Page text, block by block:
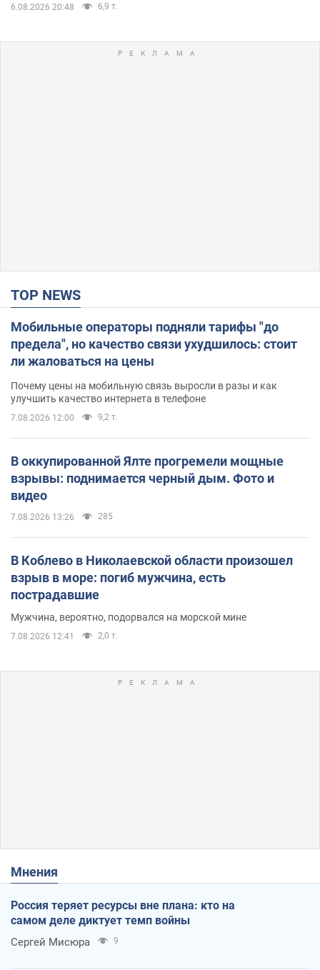
6.08.2026 20:48 6,9 т.
TOP NEWS
Мобильные операторы подняли тарифы "до
предела", но качество связи ухудшилось: стоит
ли жаловаться на цены
Почему цены на мобильную связь выросли в разы и как
улучшить качество интернета в телефоне
7.08.2026 12:00 9,2 т.
В оккупированной Ялте прогремели мощные
взрывы: поднимается черный дым. Фото и
видео
7.08.2026 13:26 285
В Коблево в Николаевской области произошел
взрыв в море: погиб мужчина, есть
пострадавшие
Мужчина, вероятно, подорвался на морской мине
7.08.2026 12:41 2,0 т.
Мнения
Россия теряет ресурсы вне плана: кто на
самом деле диктует темп войны
Сергей Мисюра 9